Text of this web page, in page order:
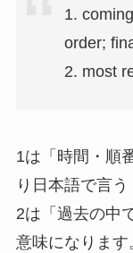
1.
order;
2. most
1は「時間・順
り日本語で言う
2は「過去の中
意味になりま